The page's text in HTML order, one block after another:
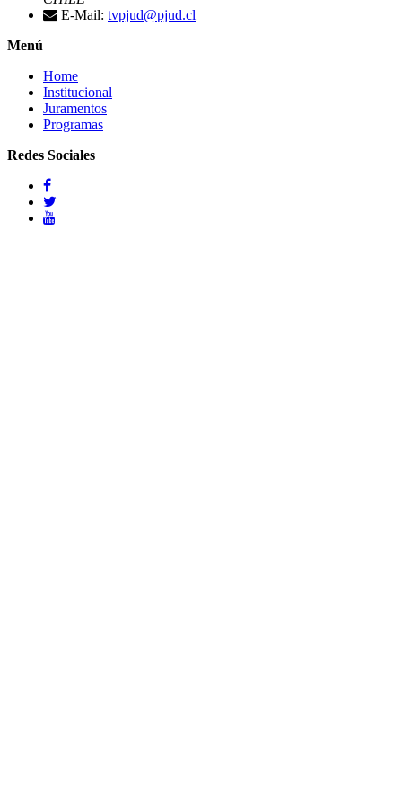
E-Mail: tvpjud@pjud.cl
Menú
Home
Institucional
Juramentos
Programas
Redes Sociales